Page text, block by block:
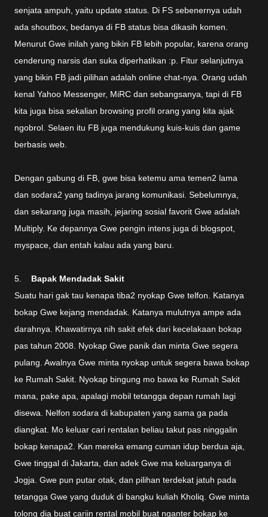
senjata ampuh, yaitu update status. Di FS sebenernya udah
ada shoutbox, bedanya di FB status bisa dikasih komen.
Menurut Gwe inilah yang bikin FB lebih popular, karena orang
cenderung narsis dan suka diperhatikan :p. Fitur selanjutnya
yang bikin FB jadi pilihan adalah online chat-nya. Orang udah
kenal Yahoo Messenger, MiRC dan sebangsanya, tapi di FB
kita juga bisa sekalian browsing profil orang yang kita ajak
ngobrol. Selaen itu FB juga mendukung kuis-kuis dan game
berbasis web.
Dengan gabung di FB, gwe bisa ketemu ama temen2 lama
dan sodara2 yang tadinya jarang komunikasi. Sebelumnya,
dan sekarang juga masih, jejaring sosial favorit Gwe adalah
Multiply. Ke depannya Gwe pengin intens juga di blogspot,
myspace, dan entah kalau ada yang baru.
5. Bapak Mendadak Sakit
Suatu hari gak tau kenapa tiba2 nyokap Gwe telfon. Katanya
bokap Gwe kejang mendadak. Katanya mulutnya ampe ada
darahnya. Khawatirnya nih sakit efek dari kecelakaan bokap
pas tahun 2008. Nyokap Gwe panik dan minta Gwe segera
pulang. Awalnya Gwe minta nyokap untuk segera bawa bokap
ke Rumah Sakit. Nyokap bingung mo bawa ke Rumah Sakit
mana, pake apa, apalagi mobil tetangga depan rumah lagi
disewa. Nelfon sodara di kabupaten yang sama ga pada
diangkat. Mo keluar cari rentalan beliau takut pas ninggalin
bokap kenapa2. Kan mereka emang cuman idup berdua aja,
Gwe tinggal di Jakarta, dan adek Gwe ma keluarganya di
Jogja. Gwe pun putar otak, dan pilihan terdekat jatuh pada
tetangga Gwe yang duduk di bangku kuliah Kholiq. Gwe minta
tolong dia buat cariin rental mobil buat nganter bokap ke